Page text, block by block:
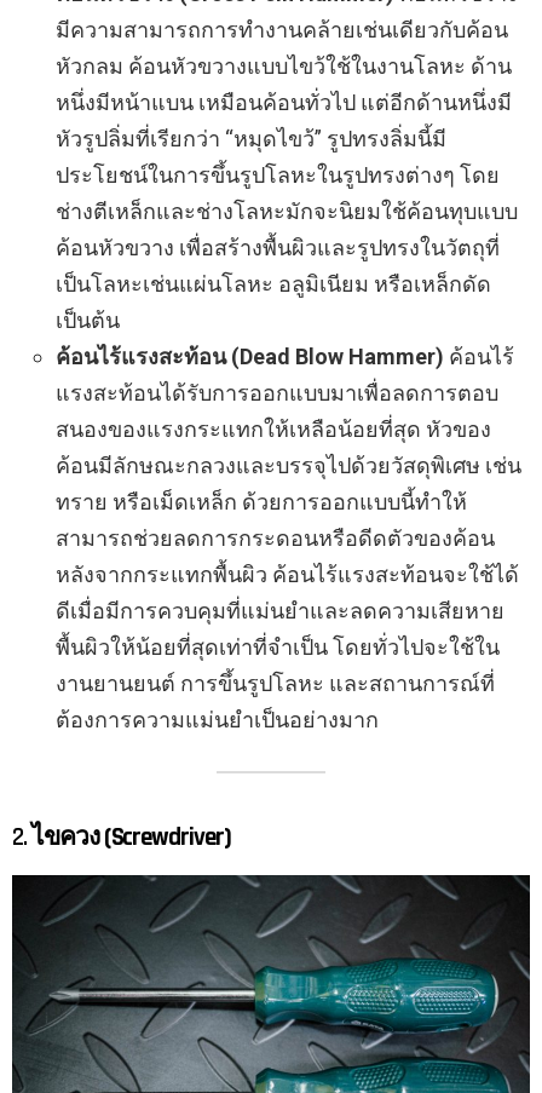
มีความสามารถการทำงานคล้ายเช่นเดียวกับค้อน
หัวกลม ค้อนหัวขวางแบบไขว้ใช้ในงานโลหะ ด้าน
หนึ่งมีหน้าแบน เหมือนค้อนทั่วไป แต่อีกด้านหนึ่งมี
หัวรูปลิ่มที่เรียกว่า “หมุดไขว้” รูปทรงลิ่มนี้มี
ประโยชน์ในการขึ้นรูปโลหะในรูปทรงต่างๆ โดย
ช่างตีเหล็กและช่างโลหะมักจะนิยมใช้ค้อนทุบแบบ
ค้อนหัวขวาง เพื่อสร้างพื้นผิวและรูปทรงในวัตถุที่
เป็นโลหะเช่นแผ่นโลหะ อลูมิเนียม หรือเหล็กดัด
เป็นต้น
ค้อนไร้แรงสะท้อน (Dead Blow Hammer) ค้อนไร้
แรงสะท้อนได้รับการออกแบบมาเพื่อลดการตอบ
สนองของแรงกระแทกให้เหลือน้อยที่สุด หัวของ
ค้อนมีลักษณะกลวงและบรรจุไปด้วยวัสดุพิเศษ เช่น
ทราย หรือเม็ดเหล็ก ด้วยการออกแบบนี้ทำให้
สามารถช่วยลดการกระดอนหรือดีดตัวของค้อน
หลังจากกระแทกพื้นผิว ค้อนไร้แรงสะท้อนจะใช้ได้
ดีเมื่อมีการควบคุมที่แม่นยำและลดความเสียหาย
พื้นผิวให้น้อยที่สุดเท่าที่จำเป็น โดยทั่วไปจะใช้ใน
งานยานยนต์ การขึ้นรูปโลหะ และสถานการณ์ที่
ต้องการความแม่นยำเป็นอย่างมาก
2.ไขควง (Screwdriver)